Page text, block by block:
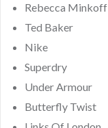
Rebecca Minkoff
Ted Baker
Nike
Superdry
Under Armour
Butterfly Twist